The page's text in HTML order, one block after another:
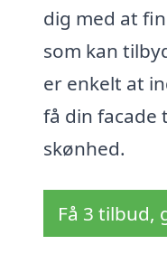
dig med at
som kan
er enkelt at
få din facade
skønhed.
Få 3 tilbud,